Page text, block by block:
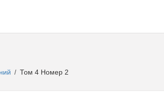
/ Том 4 Номер 2